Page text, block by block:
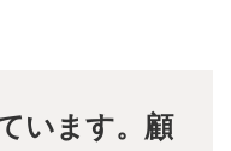
います。顧